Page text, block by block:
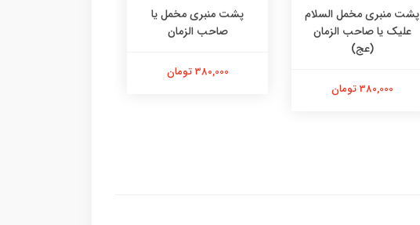
پشت منبری مخمل السلام
علیک یا صاحب الزمان
(عج)
380,000 تومان
پشت منبری مخمل یا
صاحب الزمان
380,000 تومان